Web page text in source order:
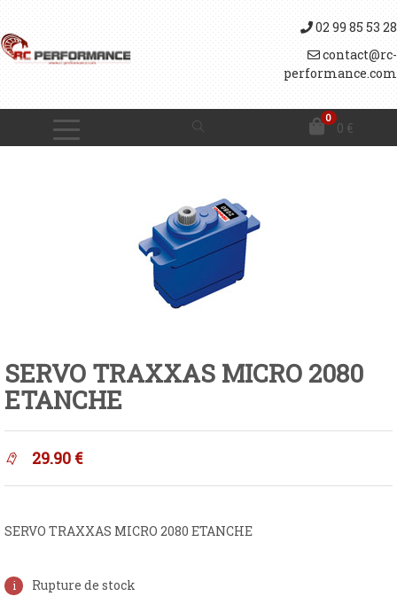
02 99 85 53 28
contact@rc-
performance.com
0
0 €
SERVO TRAXXAS MICRO 2080
ETANCHE
29.90 €
SERVO TRAXXAS MICRO 2080 ETANCHE
Rupture de stock